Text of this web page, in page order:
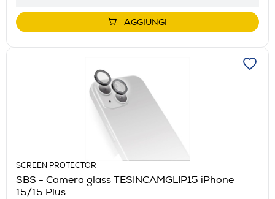
AGGIUNGI
SCREEN PROTECTOR
SBS - Camera glass TESINCAMGLIP15 iPhone
15/15 Plus